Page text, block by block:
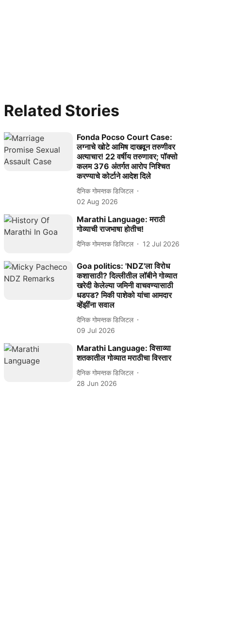
Related Stories
Fonda Pocso Court Case:
लग्नाचे खोटे आमिष दाखवून तरुणीवर
अत्याचार! 22 वर्षीय तरुणावर; पॉक्सो
कलम 376 अंतर्गत आरोप निश्चित
करण्याचे कोर्टाने आदेश दिले
दैनिक गोमन्तक डिजिटल
02 Aug 2026
Marathi Language: मराठी
गोव्याची राजभाषा होतीच!
दैनिक गोमन्तक डिजिटल 12 Jul 2026
Goa politics: 'NDZ'ला विरोध
कशासाठी? दिल्लीतील लॉबीने गोव्‍यात
खरेदी केलेल्‍या जमिनी वाचवण्‍यासाठी
धडपड? मिकी पाशेको यांचा आमदार
व्हेंझींना सवाल
दैनिक गोमन्तक डिजिटल
09 Jul 2026
Marathi Language: विसाव्या
शतकातील गोव्यात मराठीचा विस्तार
दैनिक गोमन्तक डिजिटल
28 Jun 2026